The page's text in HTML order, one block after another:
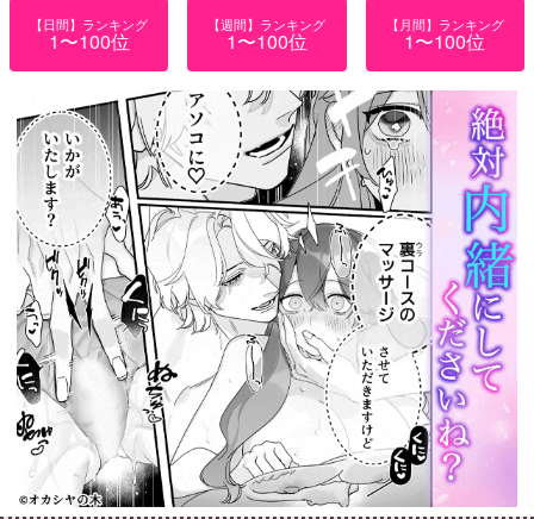
【日間】ランキング
1〜100位
【週間】ランキング
1〜100位
【月間】ランキング
1〜100位